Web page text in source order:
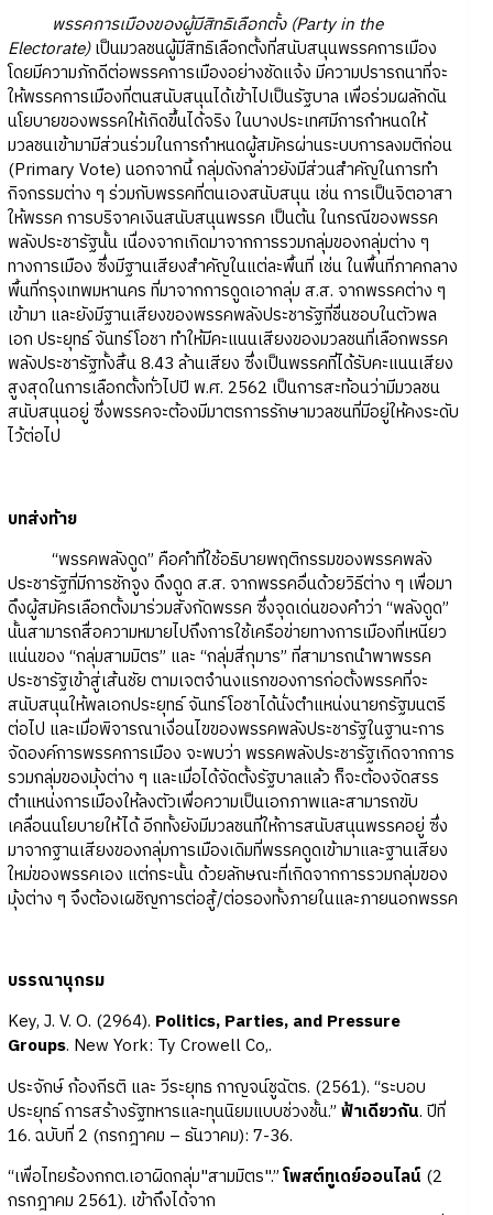
พรรคการเมืองของผู้มีสิทธิเลือกตั้ง (Party in the
Electorate)เป็นมวลชนผู้มีสิทธิเลือกตั้งที่สนับสนุนพรรคการเมือง
โดยมีความภักดีต่อพรรคการเมืองอย่างชัดแจ้ง มีความปรารถนาที่จะ
ให้พรรคการเมืองที่ตนสนับสนุนได้เข้าไปเป็นรัฐบาล เพื่อร่วมผลักดัน
นโยบายของพรรคให้เกิดขึ้นได้จริง ในบางประเทศมีการกำหนดให้
มวลชนเข้ามามีส่วนร่วมในการกำหนดผู้สมัครผ่านระบบการลงมติก่อน
(Primary Vote) นอกจากนี้ กลุ่มดังกล่าวยังมีส่วนสำคัญในการทำ
กิจกรรมต่าง ๆ ร่วมกับพรรคที่ตนเองสนับสนุน เช่น การเป็นจิตอาสา
ให้พรรค การบริจาคเงินสนับสนุนพรรค เป็นต้น ในกรณีของพรรค
พลังประชารัฐนั้น เนื่องจากเกิดมาจากการรวมกลุ่มของกลุ่มต่าง ๆ
ทางการเมือง ซึ่งมีฐานเสียงสำคัญในแต่ละพื้นที่ เช่น ในพื้นที่ภาคกลาง
พื้นที่กรุงเทพมหานคร ที่มาจากการดูดเอากลุ่ม ส.ส. จากพรรคต่าง ๆ
เข้ามา และยังมีฐานเสียงของพรรคพลังประชารัฐที่ชื่นชอบในตัวพล
เอก ประยุทธ์ จันทร์โอชา ทำให้มีคะแนนเสียงของมวลชนที่เลือกพรรค
พลังประชารัฐทั้งสิ้น 8.43 ล้านเสียง ซึ่งเป็นพรรคที่ได้รับคะแนนเสียง
สูงสุดในการเลือกตั้งทั่วไปปี พ.ศ. 2562 เป็นการสะท้อนว่ามีมวลชน
สนับสนุนอยู่ ซึ่งพรรคจะต้องมีมาตรการรักษามวลชนที่มีอยู่ให้คงระดับ
ไว้ต่อไป
บทส่งท้าย
“พรรคพลังดูด” คือคำที่ใช้อธิบายพฤติกรรมของพรรคพลัง
ประชารัฐที่มีการชักจูง ดึงดูด ส.ส. จากพรรคอื่นด้วยวิธีต่าง ๆ เพื่อมา
ดึงผู้สมัครเลือกตั้งมาร่วมสังกัดพรรค ซึ่งจุดเด่นของคำว่า “พลังดูด”
นั้นสามารถสื่อความหมายไปถึงการใช้เครือข่ายทางการเมืองที่เหนียว
แน่นของ “กลุ่มสามมิตร” และ “กลุ่มสี่กุมาร” ที่สามารถนำพาพรรค
ประชารัฐเข้าสู่เส้นชัย ตามเจตจำนงแรกของการก่อตั้งพรรคที่จะ
สนับสนุนให้พลเอกประยุทธ์ จันทร์โอชาได้นั่งตำแหน่งนายกรัฐมนตรี
ต่อไป และเมื่อพิจารณาเงื่อนไขของพรรคพลังประชารัฐในฐานะการ
จัดองค์การพรรคการเมือง จะพบว่า พรรคพลังประชารัฐเกิดจากการ
รวมกลุ่มของมุ้งต่าง ๆ และเมื่อได้จัดตั้งรัฐบาลแล้ว ก็จะต้องจัดสรร
ตำแหน่งการเมืองให้ลงตัวเพื่อความเป็นเอกภาพและสามารถขับ
เคลื่อนนโยบายให้ได้ อีกทั้งยังมีมวลชนที่ให้การสนับสนุนพรรคอยู่ ซึ่ง
มาจากฐานเสียงของกลุ่มการเมืองเดิมที่พรรคดูดเข้ามาและฐานเสียง
ใหม่ของพรรคเอง แต่กระนั้น ด้วยลักษณะที่เกิดจากการรวมกลุ่มของ
มุ้งต่าง ๆ จึงต้องเผชิญการต่อสู้/ต่อรองทั้งภายในและภายนอกพรรค
บรรณานุกรม
Key, J. V. O. (2964). Politics, Parties, and Pressure
Groups. New York: Ty Crowell Co,.
ประจักษ์ ก้องกีรติ และ วีระยุทธ กาญจน์ชูฉัตร. (2561). “ระบอบ
ประยุทธ์ การสร้างรัฐทหารและทุนนิยมแบบช่วงชั้น.” ฟ้าเดียวกัน. ปีที่
16. ฉบับที่ 2 (กรกฎาคม – ธันวาคม): 7-36.
“เพื่อไทยร้องกกต.เอาผิดกลุ่ม"สามมิตร".”โพสต์ทูเดย์ออนไลน์ (2
กรกฎาคม 2561). เข้าถึงได้จาก